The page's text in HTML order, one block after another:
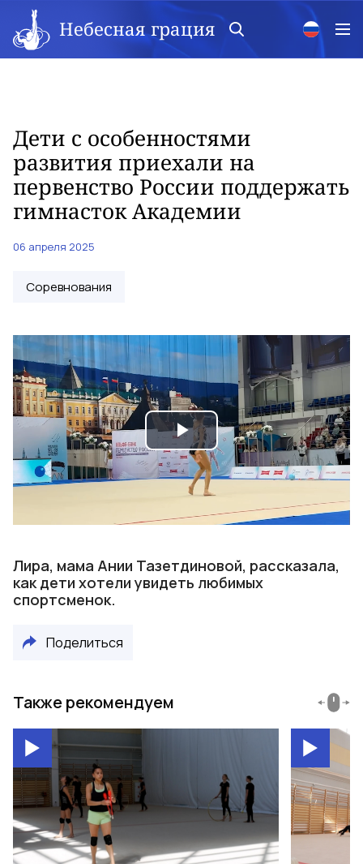
Небесная грация
Дети с особенностями
развития приехали на
первенство России поддержать
гимнасток Академии
06 апреля 2025
Соревнования
Play
Video
Лира, мама Ании Тазетдиновой, рассказала,
как дети хотели увидеть любимых
спортсменок.
Поделиться
Также рекомендуем